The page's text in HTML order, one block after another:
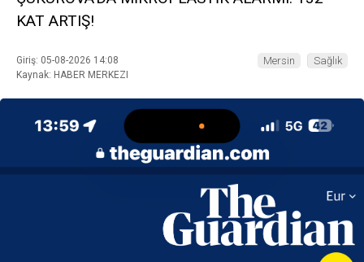
KAT ARTIŞ!
Giriş: 05-08-2026 14:08
Kaynak: HABER MERKEZI
Mersin Sağlık